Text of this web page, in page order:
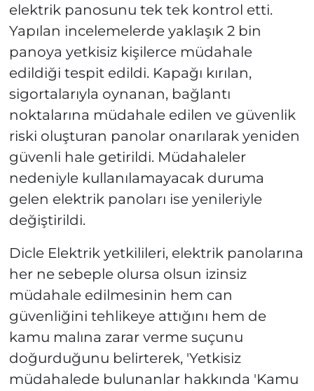
elektrik panosunu tek tek kontrol etti.
Yapılan incelemelerde yaklaşık 2 bin
panoya yetkisiz kişilerce müdahale
edildiği tespit edildi. Kapağı kırılan,
sigortalarıyla oynanan, bağlantı
noktalarına müdahale edilen ve güvenlik
riski oluşturan panolar onarılarak yeniden
güvenli hale getirildi. Müdahaleler
nedeniyle kullanılamayacak duruma
gelen elektrik panoları ise yenileriyle
değiştirildi.
Dicle Elektrik yetkilileri, elektrik panolarına
her ne sebeple olursa olsun izinsiz
müdahale edilmesinin hem can
güvenliğini tehlikeye attığını hem de
kamu malına zarar verme suçunu
doğurduğunu belirterek, 'Yetkisiz
müdahalede bulunanlar hakkında 'Kamu